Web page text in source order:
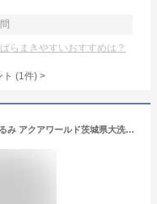
らまきやすいおすすめは？
(1件) >
えびふらいのしっぽ あつめてぬいぐるみ アクアワールド茨城県大洗水族館